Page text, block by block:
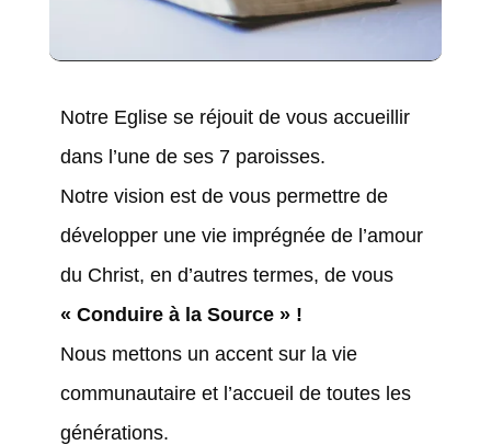
Notre Eglise se réjouit de vous accueillir
dans l’une de ses 7 paroisses.
Notre vision est de vous permettre de
développer une vie imprégnée de l’amour
du Christ, en d’autres termes, de vous
« Conduire à la Source » !
Nous mettons un accent sur la vie
communautaire et l’accueil de toutes les
générations.